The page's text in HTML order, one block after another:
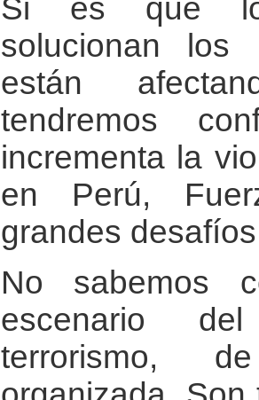
Si es que
solucionan los
están
tendremos
incrementa la
en Perú,
grandes
No sabemos
escenario
terrorismo,